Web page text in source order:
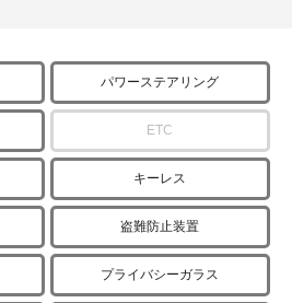
パワーステアリング
ETC
キーレス
盗難防止装置
プライバシーガラス